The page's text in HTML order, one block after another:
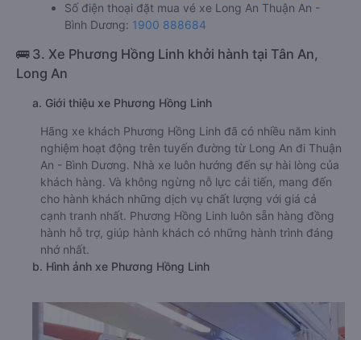
Số điện thoại đặt mua vé xe Long An Thuận An -
Bình Dương: 1900 888684
🚌 3. Xe Phương Hồng Linh khởi hành tại Tân An,
Long An
a. Giới thiệu xe Phương Hồng Linh
Hãng xe khách Phương Hồng Linh đã có nhiều năm kinh
nghiệm hoạt động trên tuyến đường từ Long An đi Thuận
An - Bình Dương. Nhà xe luôn hướng đến sự hài lòng của
khách hàng. Và không ngừng nỗ lực cải tiến, mang đến
cho hành khách những dịch vụ chất lượng với giá cả
cạnh tranh nhất. Phương Hồng Linh luôn sẵn hàng đồng
hành hỗ trợ, giúp hành khách có những hành trình đáng
nhớ nhất.
b. Hình ảnh xe Phương Hồng Linh